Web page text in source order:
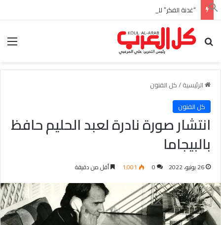
“غدنة الفكر” للأديب السعودي احمد بن عبدالله العبدالنبي
بحث عن
الرئيسية/كل الفنون
كل الفنون
انتشار صورة نادرة لعبد الحليم حافظ
بالبيجاما
26 يونيو، 2022 0 1٬001 أقل من دقيقة